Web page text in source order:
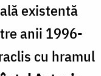
existentă
anii 1996-
cu hramul